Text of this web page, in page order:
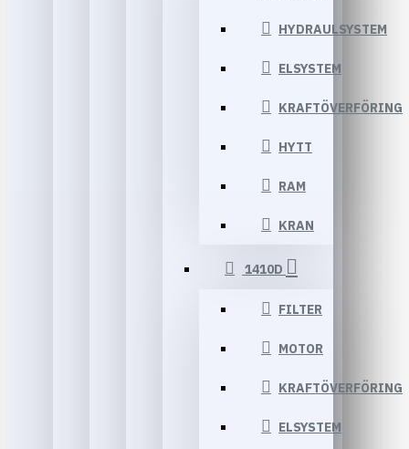
HYDRAULSYSTEM
ELSYSTEM
KRAFTÖVERFÖRING
HYTT
RAM
KRAN
1410D
FILTER
MOTOR
KRAFTÖVERFÖRING
ELSYSTEM